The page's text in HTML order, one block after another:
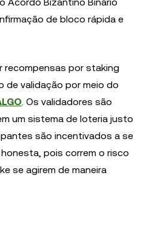
Acordo Bizantino Binário
de bloco rápida e
recompensas por staking
validação por meio do
. Os validadores são
um sistema de loteria justo
são incentivados a se
pois correm o risco
se agirem de maneira